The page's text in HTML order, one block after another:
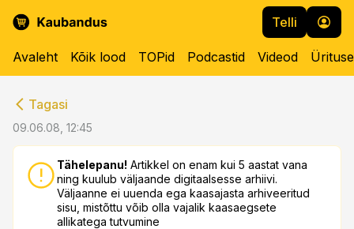
Telli
Avaleht Kõik lood TOPid Podcastid Videod
Tagasi
09.06.08, 12:45
Tähelepanu! Artikkel on enam kui 5 aastat vana
ning kuulub väljaande digitaalsesse arhiivi.
Väljaanne ei uuenda ega kaasajasta arhiveeritud
sisu, mistõttu võib olla vajalik kaasaegsete
allikatega tutvumine